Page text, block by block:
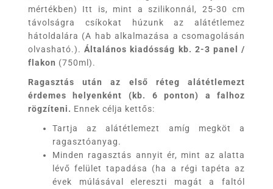
mértékben) Itt is, mint a szilikonnál, 25-30 cm
távolságra csíkokat húzunk az alátétlemez
hátoldalára (A hab alkalmazása a csomagolásán
olvasható.).Általános kiadósság kb. 2-3 panel /
flakon (750ml).
Ragasztás után az első réteg alátétlemezt
érdemes helyenként (kb. 6 ponton) a falhoz
rögzíteni. Ennek célja kettős:
Tartja az alátétlemezt amíg megköt a
ragasztóanyag.
Minden ragasztás annyit ér, mint az alatta
lévő felület tapadása (ha a régi tapéta az
évek múlásával elereszti magát a faltól